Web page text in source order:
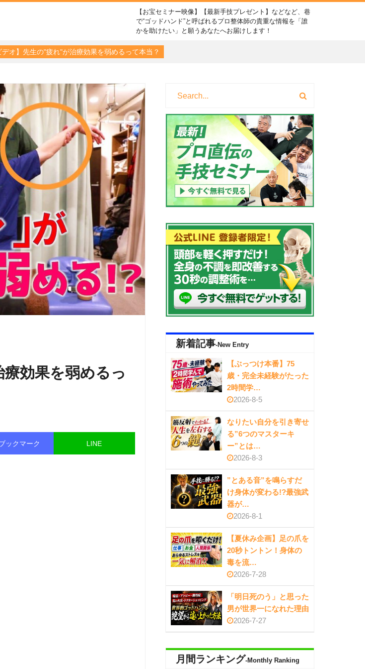
【お宝セミナー映像】【最新手技プレゼント】などなど、巷
で“ゴッドハンド”と呼ばれるプロ整体師の貴重な情報を「誰
かを助けたい」と願うあなたへお届けします！
デオ】先生の"疲れ"が治療効果を弱めるって本当？
療効果を弱めるっ
ックマーク LINE
新着記事-New Entry
【ぶっつけ本番】75
歳・完全未経験がたった
2時間学…
2026-8-5
なりたい自分を引き寄せ
る”6つのマスターキ
ー”とは…
2026-8-3
”とある音”を鳴らすだ
け身体が変わる!?最強武
器が…
2026-8-1
【夏休み企画】足の爪を
20秒トントン！身体の
毒を流…
2026-7-28
「明日死のう」と思った
男が世界一になれた理由
2026-7-27
月間ランキング-Monthly Ranking